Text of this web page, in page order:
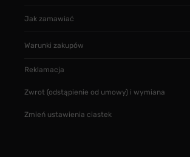
Jak zamawiać
Warunki zakupów
Reklamacja
Zwrot (odstąpienie od umowy) i wymiana
Zmień ustawienia ciastek